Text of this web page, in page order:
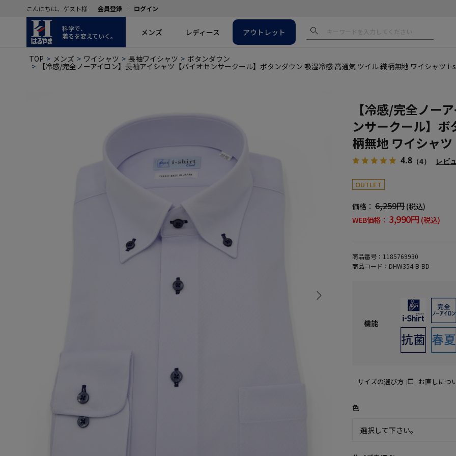
こんにちは、ゲスト様 会員登録 ログイン
科学で、
着るを変えていく。
メンズ レディース アウトレット
TOP メンズ ワイシャツ 長袖ワイシャツ ボタンダウン
【冷感/完全ノーアイロン】長袖アイシャツ【バイオセンサークール】ボタンダウン 吸湿冷感 高通気 ツイル 織柄無地 ワイシャツ
【冷感/完全ノー
ンサークール】ボ
柄無地 ワイシャ
4.8 （4） レビ
OUTLET
価格： 6,259円 (税込)
WEB価格： 3,990円 (税込)
商品番号： 1185769930
商品コード： DHW354-B-BD
機能
サイズの選び方 お直しにつ
色